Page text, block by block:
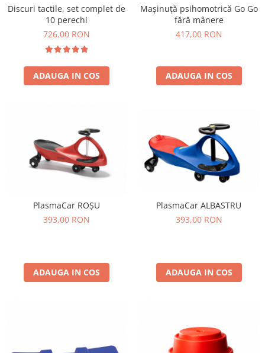
Hama Maxi Sticks
Margele HAMA MAXI
Mărgele HAMA MIDI
Perceperea timpului - TimeTimer
Stimulare olfactivă
Stimulare tactila
Stimulare vizuala
Terapie de integrare senzorială
Discuri tactile, set complet de
10 perechi
726,00 RON
ADAUGA IN COS
Mașinuță psihomotrică Go Go
fără mânere
417,00 RON
ADAUGA IN COS
PlasmaCar ROȘU
393,00 RON
ADAUGA IN COS
PlasmaCar ALBASTRU
393,00 RON
ADAUGA IN COS